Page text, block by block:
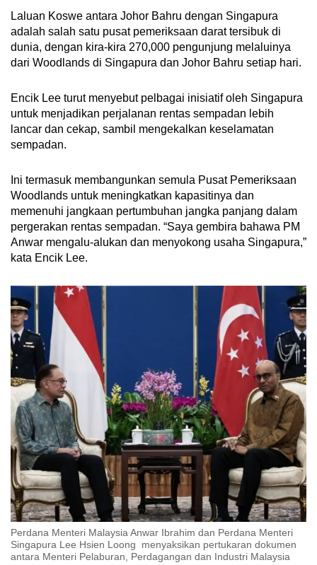
Laluan Koswe antara Johor Bahru dengan Singapura
adalah salah satu pusat pemeriksaan darat tersibuk di
dunia, dengan kira-kira 270,000 pengunjung melaluinya
dari Woodlands di Singapura dan Johor Bahru setiap hari.
Encik Lee turut menyebut pelbagai inisiatif oleh Singapura
untuk menjadikan perjalanan rentas sempadan lebih
lancar dan cekap, sambil mengekalkan keselamatan
sempadan.
Ini termasuk membangunkan semula Pusat Pemeriksaan
Woodlands untuk meningkatkan kapasitinya dan
memenuhi jangkaan pertumbuhan jangka panjang dalam
pergerakan rentas sempadan. “Saya gembira bahawa PM
Anwar mengalu-alukan dan menyokong usaha Singapura,”
kata Encik Lee.
Perdana Menteri Malaysia Anwar Ibrahim dan Perdana Menteri
Singapura Lee Hsien Loong menyaksikan pertukaran dokumen
antara Menteri Pelaburan, Perdagangan dan Industri Malaysia